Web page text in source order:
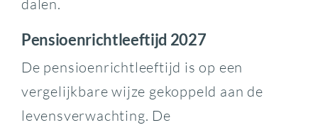
dalen.
Pensioenrichtleeftijd 2027
De pensioenrichtleeftijd is op een
vergelijkbare wijze gekoppeld aan de
levensverwachting. De